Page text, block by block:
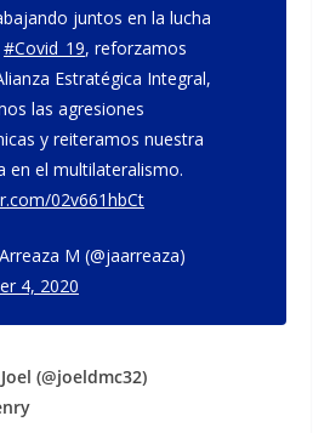
juntos en la lucha
#Covid_19, reforzamos
Estratégica Integral,
las agresiones
y reiteramos nuestra
en el multilateralismo.
02v661hbCt
M (@jaarreaza)
4, 2020
(@joeldmc32)